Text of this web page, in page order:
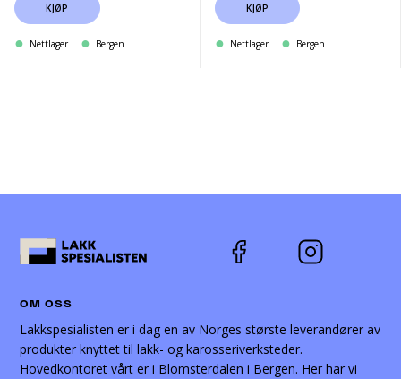
KJØP
Nettlager Bergen
KJØP
Nettlager Bergen
OM OSS
Lakkspesialisten er i dag en av Norges største leverandører av
produkter knyttet til lakk- og karosseriverksteder.
Hovedkontoret vårt er i Blomsterdalen i Bergen. Her har vi